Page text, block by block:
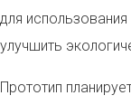
для
улучшить
Прототип